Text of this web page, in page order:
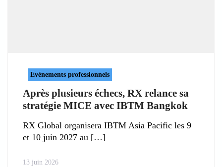
Evénements professionnels
Après plusieurs échecs, RX relance sa
stratégie MICE avec IBTM Bangkok
RX Global organisera IBTM Asia Pacific les 9
et 10 juin 2027 au
13 juin 2026